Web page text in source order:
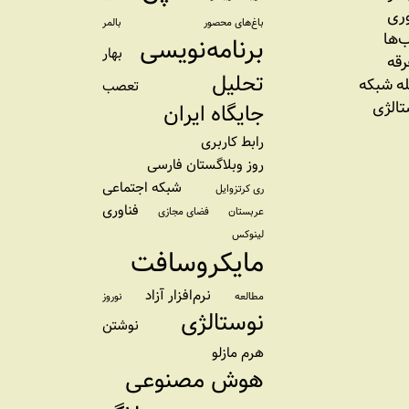
شبکه
باغ‌های محصور
بالمر
برنامه‌نویسی بهار
تحلیل تعصب
جایگاه ایران
رابط کاربری
روز وبلاگستان فارسی
ری کرتزوایل شبکه اجتماعی
عربستان فضای مجازی فناوری
لینوکس
مایکروسافت
مطالعه نرم‌افزار آزاد نوروز
نوستالژی
نوشتن
هرم مازلو
هوش مصنوعی